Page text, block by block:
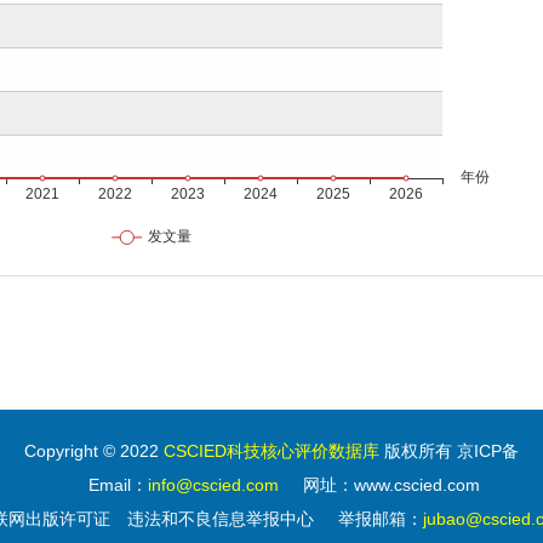
Copyright © 2022 CSCIED科技核心评价数据库 版权所有 京ICP备
Email： info@cscied.com
网址：www.cscied.com
网出版许可证
违法和不良信息举报中心 举报邮箱：